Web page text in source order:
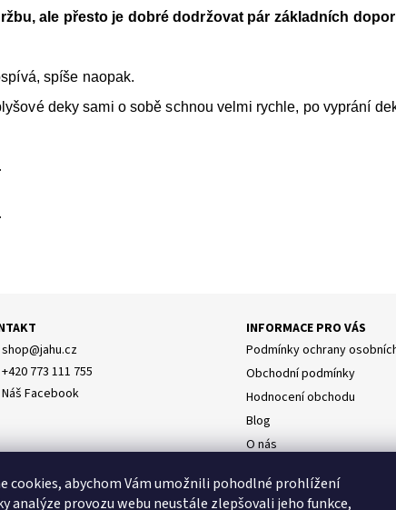
ale přesto je dobré dodržovat pár základních
spíše naopak.
deky sami o sobě schnou velmi rychle, po vyprání
osobních údajů
shop@jahu.cz
+420 773 111 755
Náš Facebook
INFORMACE PRO VÁS
Podmínky ochrany
Obchodní podmínky
Hodnocení obchodu
Blog
O nás
Napište nám
cookies, abychom Vám umožnili pohodlné prohlížení
analýze provozu webu neustále zlepšovali jeho funkce,